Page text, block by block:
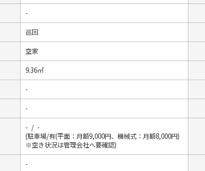
-
巡回
空家
9.36㎡
-
-
- / -
(駐車場/有(平面：月額9,000円、機械式：月額8,000円)
※空き状況は管理会社へ要確認)
-